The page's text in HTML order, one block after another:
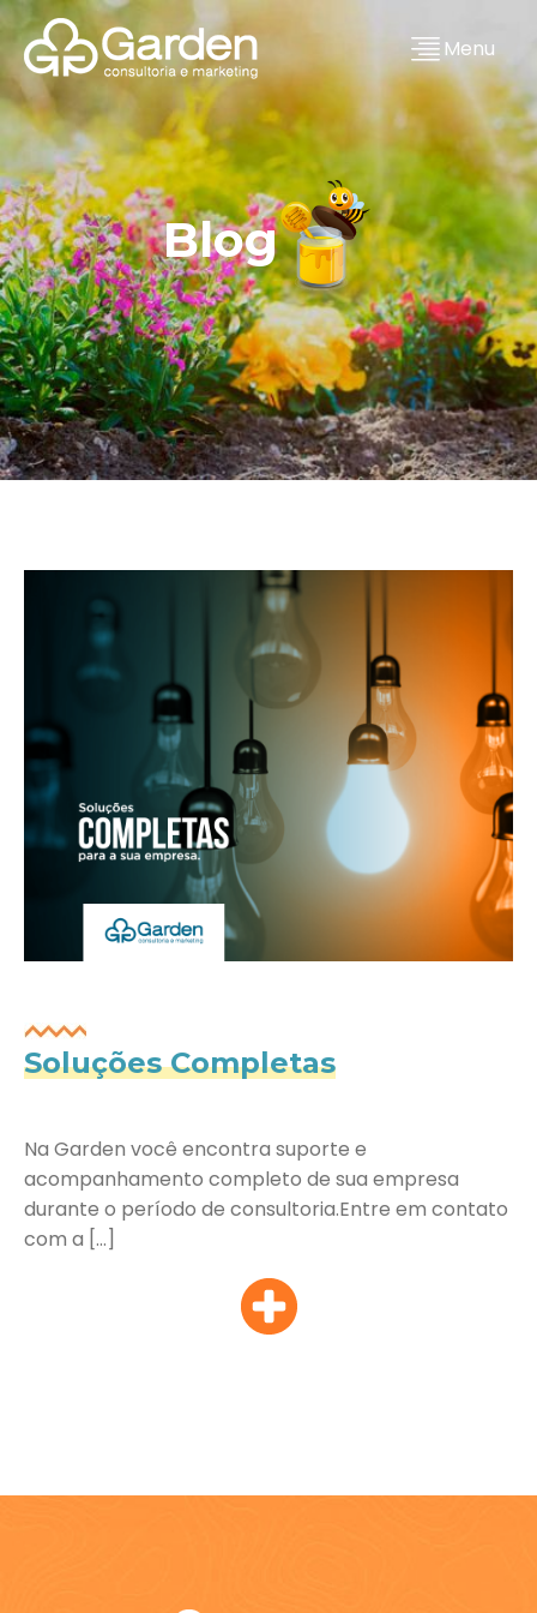
Menu
Blog
Soluções Completas
Na Garden você encontra suporte e
acompanhamento completo de sua empresa
durante o período de consultoria.Entre em contato
com a […]